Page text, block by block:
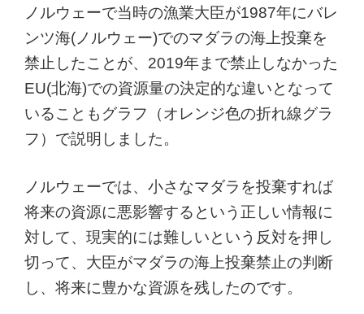
ノルウェーで当時の漁業大臣が1987年にバレ
ンツ海(ノルウェー)でのマダラの海上投棄を
禁止したことが、2019年まで禁止しなかった
EU(北海)での資源量の決定的な違いとなって
いることもグラフ（オレンジ色の折れ線グラ
フ）で説明しました。
ノルウェーでは、小さなマダラを投棄すれば
将来の資源に悪影響するという正しい情報に
対して、現実的には難しいという反対を押し
切って、大臣がマダラの海上投棄禁止の判断
し、将来に豊かな資源を残したのです。